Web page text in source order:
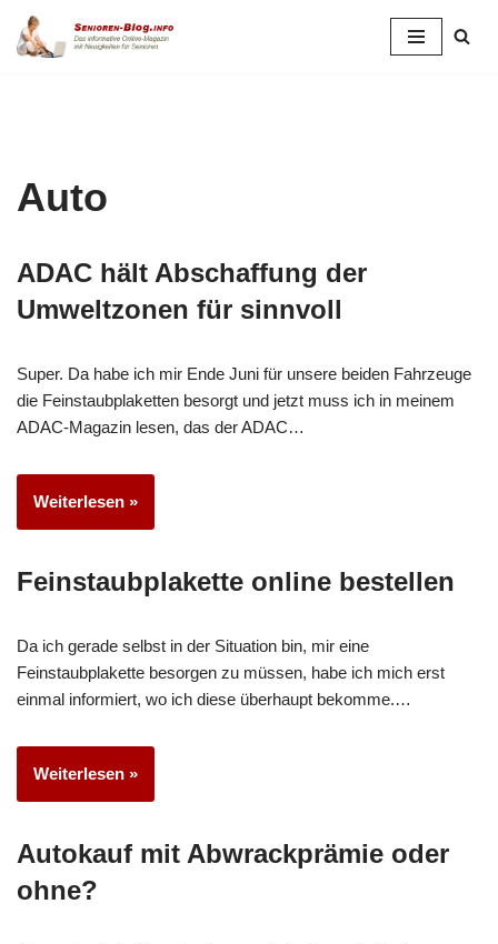
Zum
Auto
ADAC hält Abschaffung der
Umweltzonen für sinnvoll
Super. Da habe ich mir Ende Juni für unsere beiden Fahrzeuge
die Feinstaubplaketten besorgt und jetzt muss ich in meinem
ADAC-Magazin lesen, das der ADAC…
Weiterlesen »
Feinstaubplakette online bestellen
Da ich gerade selbst in der Situation bin, mir eine
Feinstaubplakette besorgen zu müssen, habe ich mich erst
einmal informiert, wo ich diese überhaupt bekomme.…
Weiterlesen »
Autokauf mit Abwrackprämie oder
ohne?